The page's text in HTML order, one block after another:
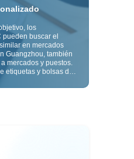
los
buscar el
en mercados
Guangzhou, también
mercados y puestos.
etiquetas y bolsas de
que tu compra sea